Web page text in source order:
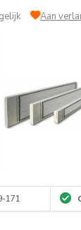
Aan
171